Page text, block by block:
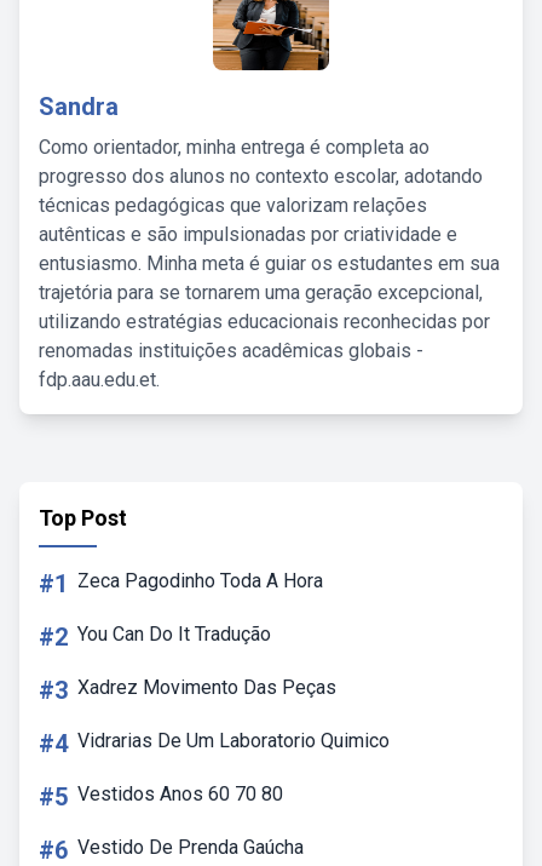
Sandra
Como orientador, minha entrega é completa ao
progresso dos alunos no contexto escolar, adotando
técnicas pedagógicas que valorizam relações
autênticas e são impulsionadas por criatividade e
entusiasmo. Minha meta é guiar os estudantes em sua
trajetória para se tornarem uma geração excepcional,
utilizando estratégias educacionais reconhecidas por
renomadas instituições acadêmicas globais -
fdp.aau.edu.et.
Top Post
#1 Zeca Pagodinho Toda A Hora
#2 You Can Do It Tradução
#3 Xadrez Movimento Das Peças
#4 Vidrarias De Um Laboratorio Quimico
#5 Vestidos Anos 60 70 80
#6 Vestido De Prenda Gaúcha